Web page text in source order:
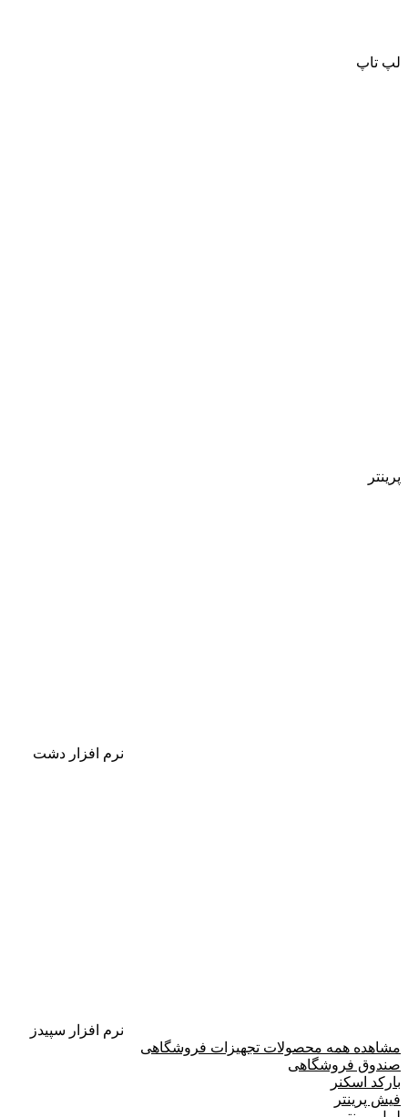
لپ تاپ
پرینتر
نرم افزار دشت
نرم افزار سپیدز
مشاهده همه محصولات تجهیزات فروشگاهی
صندوق فروشگاهی
بارکد اسکنر
فیش پرینتر